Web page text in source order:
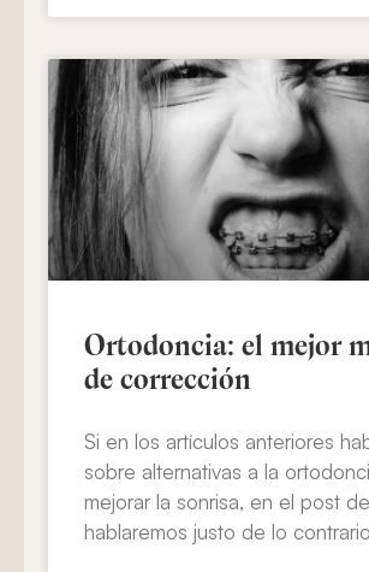
Ortodoncia: el mejor
de corrección
Si en los artículos anteriores
sobre alternativas a la
mejorar la sonrisa, en el post
hablaremos justo de lo